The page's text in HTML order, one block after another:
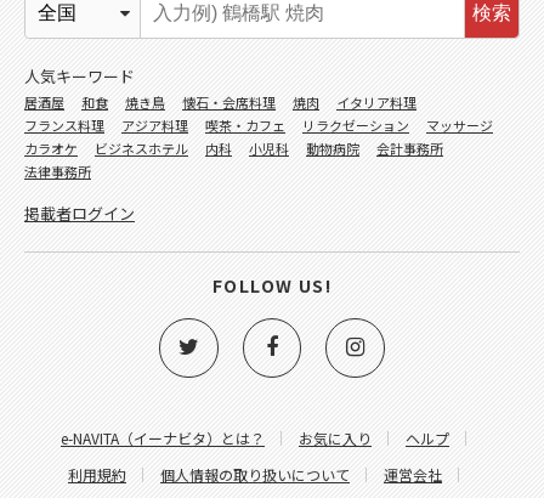
e-NAVITA（イーナビタ）とは？ お気に入り
ヘルプ
利用規約
個人情報の取り扱いについて 運営会社
検索
人気キーワード
居酒屋 和食 焼き鳥 懐石・会席料理 焼肉
イタリア料理
フランス料理
アジア料理 喫茶・カフェ リラクゼーション
マッサージ
カラオケ
ビジネスホテル 内科 小児科 動物病院
会計事務所
法律事務所
掲載者ログイン
FOLLOW US!